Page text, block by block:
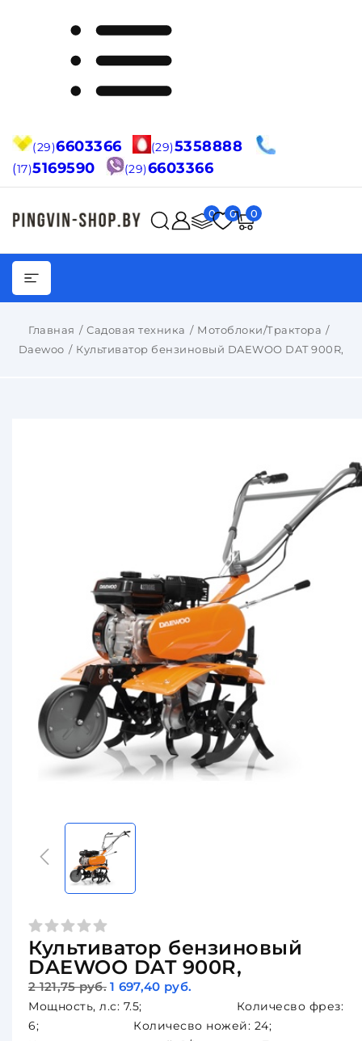
(29)6603366 (29)5358888
(17)5169590 (29)6603366
0 0 0
Главная Садовая техника
Мотоблоки/Трактора
Daewoo
Культиватор бензиновый DAEWOO DAT 900R,
Культиватор бензиновый
DAEWOO DAT 900R,
2 121,75 руб. 1 697,40 руб.
Мощность, л.с: 7.5; Количесво фрез:
6; Количесво ножей: 24;